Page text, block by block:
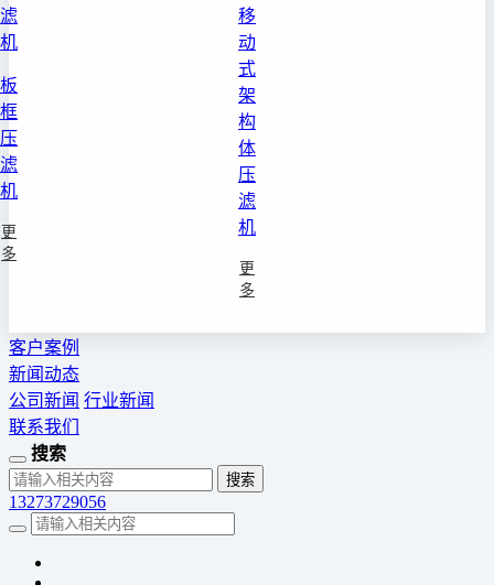
滤
机
板
框
压
滤
机
更
多
移
动
式
架
构
体
压
滤
机
更
多
客户案例
新闻动态
公司新闻 行业新闻
联系我们
搜索
13273729056